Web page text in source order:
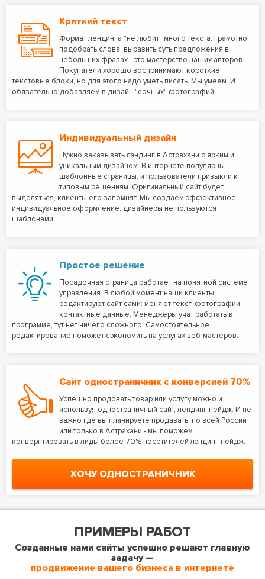
Краткий текст
Формат лендинга "не любит" много текста. Грамотно
подобрать слова, выразить суть предложения в
небольших фразах - это мастерство наших авторов.
Покупатели хорошо воспринимают короткие
текстовые блоки, но для этого надо уметь писать. Мы умеем. И
обязательно добавляем в дизайн "сочных" фотографий.
Индивидуальный дизайн
Нужно заказывать лэндинг в Астрахани с ярким и
уникальным дизайном. В интернете популярны
шаблонные страницы, и пользователи привыкли к
типовым решениям. Оригинальный сайт будет
выделяться, клиенты его запомнят. Мы создаем эффективное
индивидуальное оформление, дизайнеры не пользуются
шаблонами.
Простое решение
Посадочная страница работает на понятной системе
управления. В любой момент наши клиенты
редактируют сайт сами: меняют текст, фотографии,
контактные данные. Менеджеры учат работать в
программе, тут нет ничего сложного. Самостоятельное
редактирование поможет сэкономить на услугах веб-мастеров.
Сайт одностраничник с конверсией 70%
Успешно продовать товар или услугу можно и
используя одностраничный сайт, лендинг пейдж. И не
важно где вы планируете продавать, по всей России
или только в Астрахани - мы поможем
конвернтировать в лиды более 70% посетителей лэндинг пейдж.
ХОЧУ ОДНОСТРАНИЧНИК
ПРИМЕРЫ РАБОТ
Созданные нами сайты успешно решают главную
задачу —
продвижение вашего бизнеса в интернете